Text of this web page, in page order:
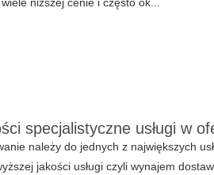
specjalistyczne usługi w
należy do jednych z największych
jakości usługi czyli wynajem